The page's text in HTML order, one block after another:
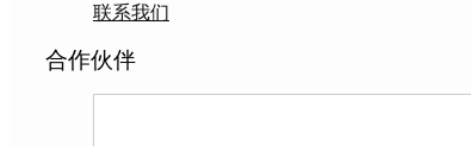
联系我们
合作伙伴